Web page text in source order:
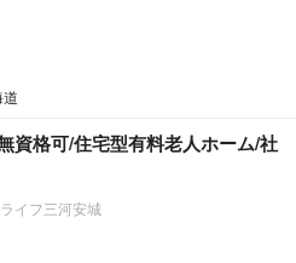
資格可/住宅型有料老人ホーム/社
イフ三河安城